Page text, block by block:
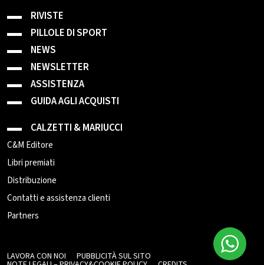
RIVISTE
PILLOLE DI SPORT
NEWS
NEWSLETTER
ASSISTENZA
GUIDA AGLI ACQUISTI
CALZETTI & MARIUCCI
C&M Editore
Libri premiati
Distribuzione
Contatti e assistenza clienti
Partners
LAVORA CON NOI PUBBLICITÀ SUL SITO